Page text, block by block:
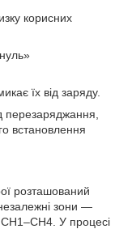
корисних
їх від заряду.
перезаряджання,
встановлення
розташований
зони —
У процесі